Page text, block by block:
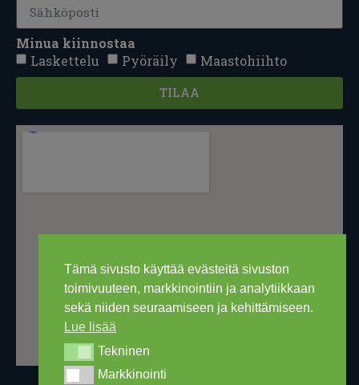
Tämä sivusto käyttää evästeitä sivuston
toimivuuteen, markkinointiin ja analytiikkaan
sekä niiden seuraamiseen ja kehittämiseen.
Lue lisää
TekninenTekninen
MarkkinointiMarkkinointi
Minua kiinnostaa
Laskettelu
Pyöräily Maastohiihto
TILAA